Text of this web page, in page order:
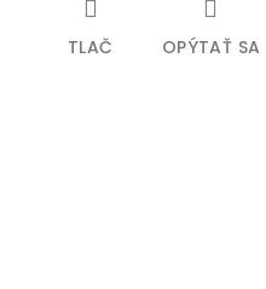
TLAČ OPÝTAŤ SA